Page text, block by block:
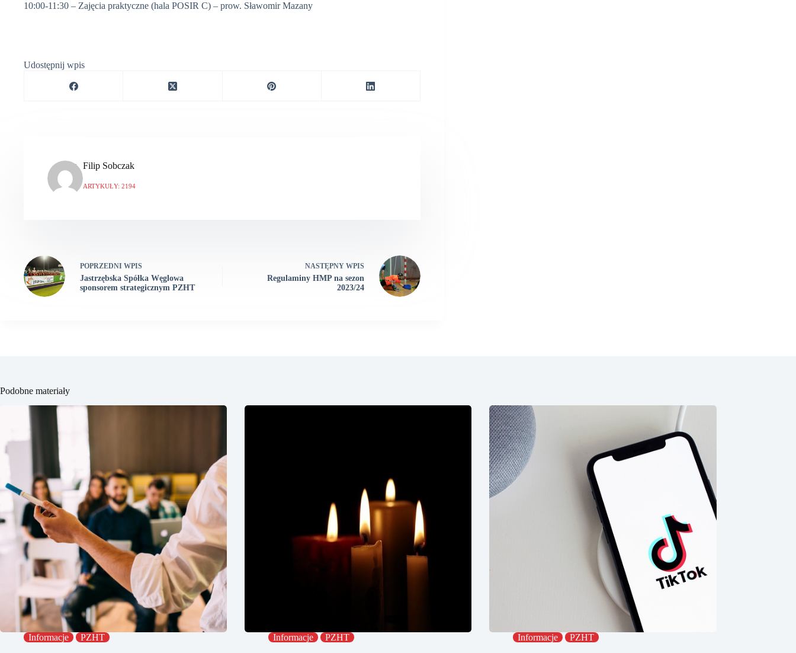
10:00-11:30 – Zajęcia praktyczne (hala POSIR C) – prow. Sławomir Mazany
Udostępnij wpis
Filip Sobczak
ARTYKUŁY: 2194
POPRZEDNI WPIS
Jastrzębska Spółka Węglowa
sponsorem strategicznym PZHT
NASTĘPNY WPIS
Regulaminy HMP na sezon
2023/24
Podobne materiały
Informacje PZHT Informacje PZHT Informacje PZHT